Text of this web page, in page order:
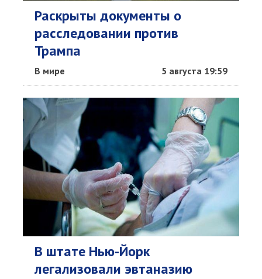
Раскрыты документы о
расследовании против
Трампа
В мире 5 августа 19:59
В штате Нью-Йорк
легализовали эвтаназию